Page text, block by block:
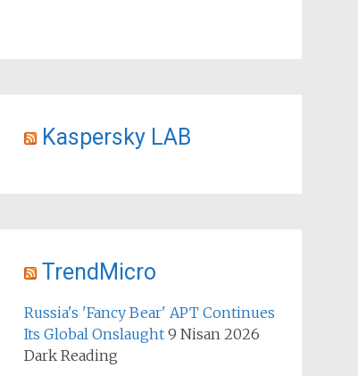
Kaspersky LAB
TrendMicro
Russia's 'Fancy Bear' APT Continues
Its Global Onslaught 9 Nisan 2026
Dark Reading